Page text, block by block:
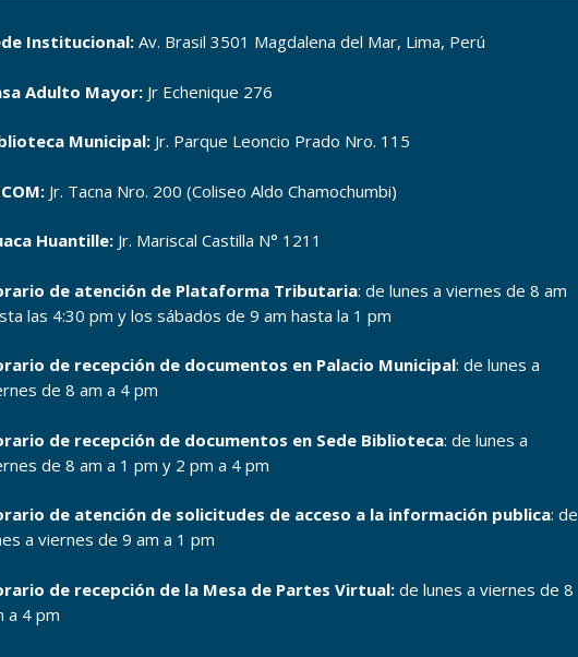
Institucional: Av. Brasil 3501 Magdalena del Mar, Lima, Perú
Adulto Mayor: Jr Echenique 276
Municipal: Jr. Parque Leoncio Prado Nro. 115
Jr. Tacna Nro. 200 (Coliseo Aldo Chamochumbi)
Huantille: Jr. Mariscal Castilla N° 1211
de atención de Plataforma Tributaria: de lunes a viernes de 8 am
las 4:30 pm y los sábados de 9 am hasta la 1 pm
de recepción de documentos en Palacio Municipal: de lunes a
de 8 am a 4 pm
de recepción de documentos en Sede Biblioteca: de lunes a
de 8 am a 1 pm y 2 pm a 4 pm
de atención de solicitudes de acceso a la información publica: de
a viernes de 9 am a 1 pm
de recepción de la Mesa de Partes Virtual: de lunes a viernes de 8
a 4 pm